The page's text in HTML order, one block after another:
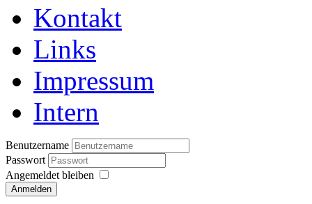
Kontakt
Links
Impressum
Intern
Benutzername
Passwort
Angemeldet bleiben
Anmelden